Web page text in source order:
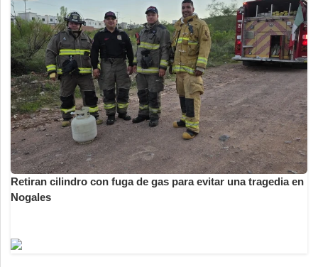
Retiran cilindro con fuga de gas para evitar una tragedia en
Nogales